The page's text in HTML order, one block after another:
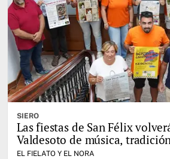
SIERO
Las fiestas de San Félix
Valdesoto de música,
EL FIELATO Y EL NORA